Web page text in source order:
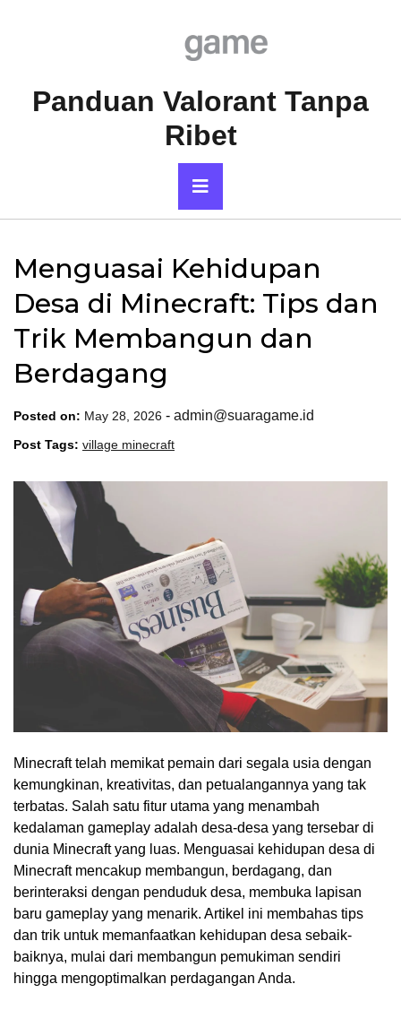
Panduan Valorant Tanpa
Ribet
Primary
Menu
Menguasai Kehidupan
Desa di Minecraft: Tips dan
Trik Membangun dan
Berdagang
Posted on: May 28, 2026 - admin@suaragame.id
Post Tags: village minecraft
Minecraft telah memikat pemain dari segala usia dengan
kemungkinan, kreativitas, dan petualangannya yang tak
terbatas. Salah satu fitur utama yang menambah
kedalaman gameplay adalah desa-desa yang tersebar di
dunia Minecraft yang luas. Menguasai kehidupan desa di
Minecraft mencakup membangun, berdagang, dan
berinteraksi dengan penduduk desa, membuka lapisan
baru gameplay yang menarik. Artikel ini membahas tips
dan trik untuk memanfaatkan kehidupan desa sebaik-
baiknya, mulai dari membangun pemukiman sendiri
hingga mengoptimalkan perdagangan Anda.